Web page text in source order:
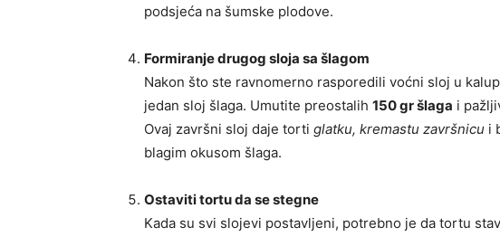
podsjeća na šumske plodove.
Formiranje drugog sloja sa šlagom
Nakon što ste ravnomerno rasporedili voćni sloj u
jedan sloj šlaga. Umutite preostalih 150 gr šlaga i
Ovaj završni sloj daje torti glatku, kremastu završnicu i
blagim okusom šlaga.
Ostaviti tortu da se stegne
Kada su svi slojevi postavljeni, potrebno je da tortu